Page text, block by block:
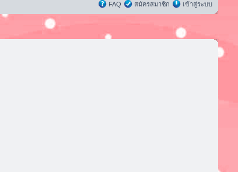
FAQ สมัครสมาชิก เข้าสู่ระบบ